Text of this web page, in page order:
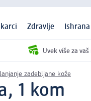
Zdravlje Ishrana
Uvek više za
zadebljane kože
1 kom